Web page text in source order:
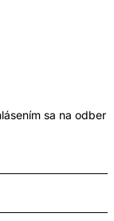
sa na odber